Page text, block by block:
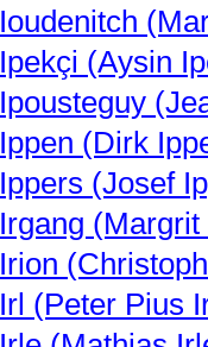
Ioudenitch
Ipekçi (Aysin
Ipousteguy
Ippen (Dirk
Ippers (Josef
Irgang
Irion
Irl (Peter Pius